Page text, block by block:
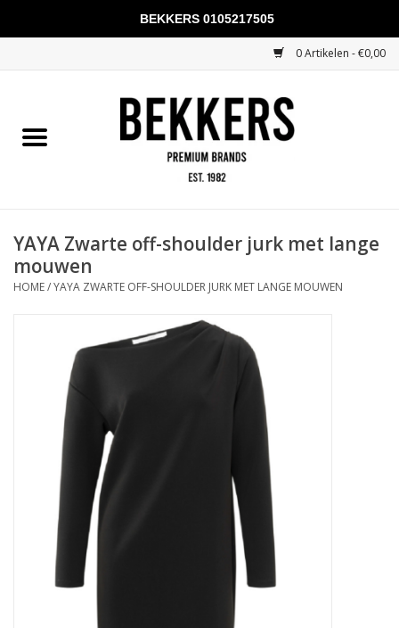
0 Artikelen - €0,00
Mannen
KADOBONNEN
Merken
YAYA Zwarte off-shoulder jurk met lange
mouwen
HOME/YAYA ZWARTE OFF-SHOULDER JURK MET LANGE MOUWEN
BEKKERS 0105217505